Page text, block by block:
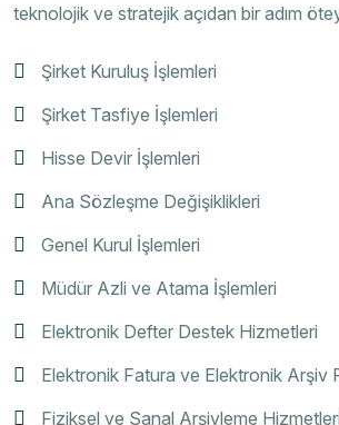
teknolojik ve stratejik açıdan bir adım
Şirket Kuruluş İşlemleri
Şirket Tasfiye İşlemleri
Hisse Devir İşlemleri
Ana Sözleşme Değişiklikleri
Genel Kurul İşlemleri
Müdür Azli ve Atama İşlemleri
Elektronik Defter Destek Hizmetleri
Elektronik Fatura ve Elektronik Arşiv
Fiziksel ve Sanal Arşivleme Hizmetleri